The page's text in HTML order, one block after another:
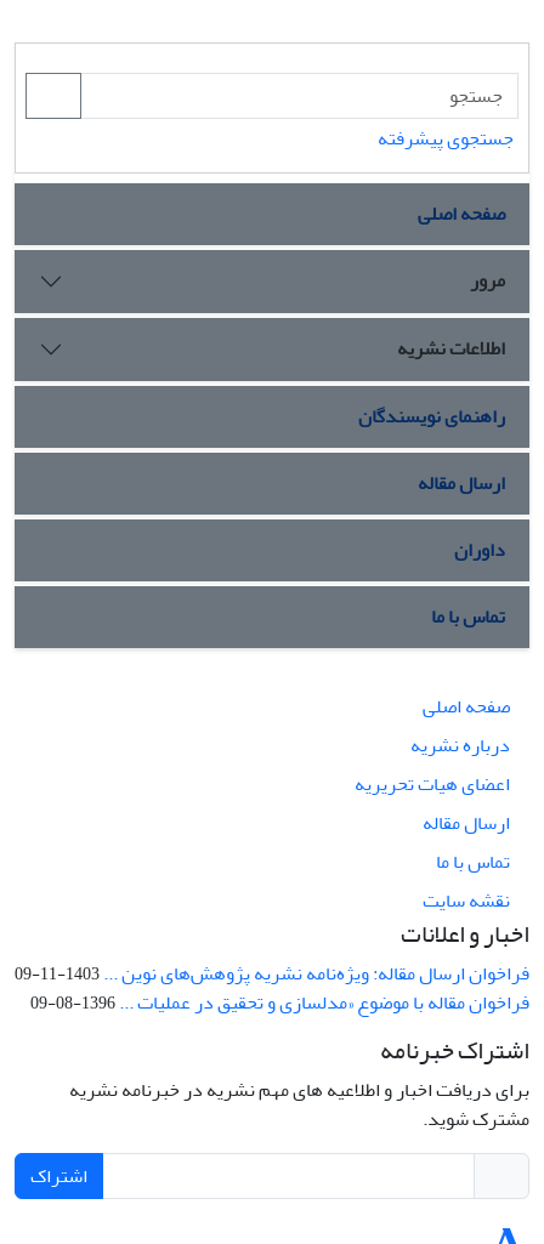
جستجوی پیشرفته
صفحه اصلی
مرور
اطلاعات نشریه
راهنمای نویسندگان
ارسال مقاله
داوران
تماس با ما
صفحه اصلی
درباره نشریه
اعضای هیات تحریریه
ارسال مقاله
تماس با ما
نقشه سایت
اخبار و اعلانات
فراخوان ارسال مقاله: ویژه‌نامه نشریه پژوهش‌های نوین ...1403-11-09
فراخوان مقاله با موضوع «مدلسازی و تحقیق در عملیات ...1396-08-09
اشتراک خبرنامه
برای دریافت اخبار و اطلاعیه های مهم نشریه در خبرنامه نشریه
مشترک شوید.
اشتراک